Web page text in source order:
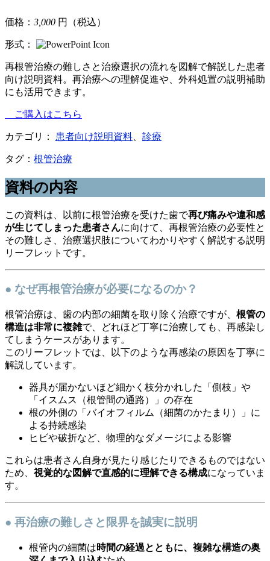
価格： 3,000 円（税込）
形式：
再根管治療の難しさと治療選択の流れを図解で解説した患者
向け説明資料。再治療への理解促進や、外科処置の説明補助
にも活用できます。
ご購入はこちら
カテゴリ： 患者向け説明資料 診療
タグ： 根管治療
資料の内容
この資料は、以前に根管治療を受けた歯で再び痛みや違和感
が生じてしまった患者さんに向けて、再根管治療の必要性と
その難しさ、治療選択肢についてわかりやすく解説する説明
リーフレットです。
● なぜ再根管治療が必要になるのか？
根管治療は、歯の内部の細菌を取り除く治療ですが、 根管の
構造は非常に複雑で、どれほど丁寧に治療しても、再感染し
てしまうケースがあります。
このリーフレットでは、以下のような再感染の原因を丁寧に
解説しています。
器具が届かないほど細かく枝分かれした「側枝」や
「イスムス（根管間の通路）」の存在
根の外側の「バイオフィルム（細菌のかたまり）」に
よる持続感染
ヒビや破折など、物理的なダメージによる影響
これらは患者さん自身が見たり感じたりできるものではない
ため、 視覚的な図解で直感的に理解できる構成になっていま
す。
● 再治療の難しさと限界を誠実に説明
根管内の細菌は時間の経過とともに、複雑な構造の奥